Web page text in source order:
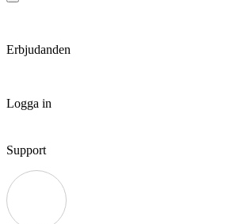
Erbjudanden
Logga in
Support